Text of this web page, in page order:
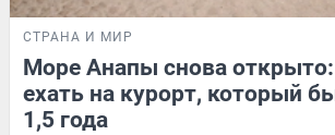
СТРАНА И МИР
Море Анапы снова открыто:
ехать на курорт, который
1,5 года